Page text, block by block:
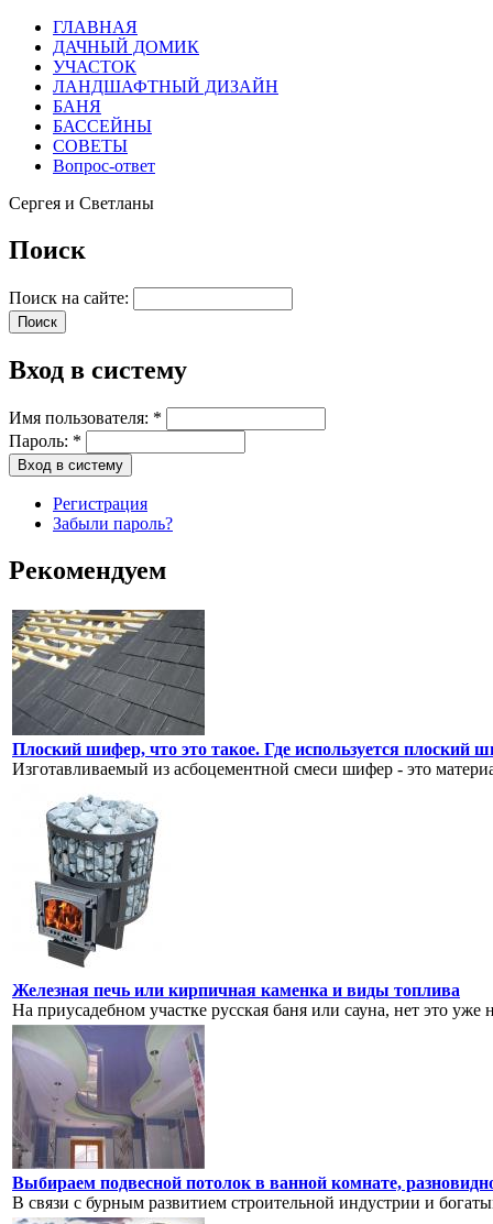
ГЛАВНАЯ
ДАЧНЫЙ ДОМИК
УЧАСТОК
ЛАНДШАФТНЫЙ ДИЗАЙН
БАНЯ
БАССЕЙНЫ
СОВЕТЫ
Вопрос-ответ
Сергея и Светланы
Поиск
Поиск на сайте:
Вход в систему
Имя пользователя: *
Пароль: *
Регистрация
Забыли пароль?
Рекомендуем
Плоский шифер, что это такое. Где используется плоский
Изготавливаемый из асбоцементной смеси шифер - это
Железная печь или кирпичная каменка и виды топлива
На приусадебном участке русская баня или сауна, нет это уже
Выбираем подвесной потолок в ванной комнате,
В связи с бурным развитием строительной индустрии и